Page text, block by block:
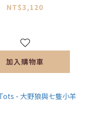
NT$3,120
加入購物車